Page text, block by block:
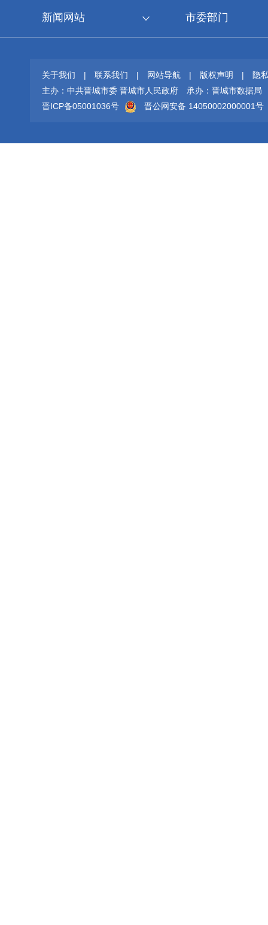
新闻网站 市委部门
关于我们 | 联系我们 | 网站导航 | 版权声明 |
隐
主办：中共晋城市委 晋城市人民政府
承办：晋城市数据局
晋ICP备05001036号
晋公网安备 14050002000001号